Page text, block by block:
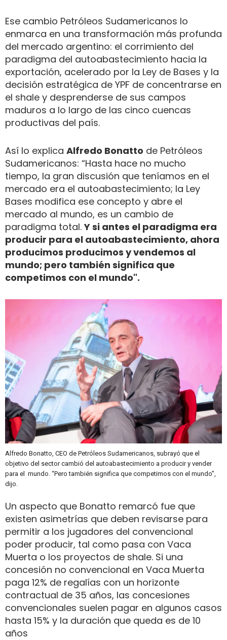
Ese cambio Petróleos Sudamericanos lo
enmarca en una transformación más profunda
del mercado argentino: el corrimiento del
paradigma del autoabastecimiento hacia la
exportación, acelerado por la Ley de Bases y la
decisión estratégica de YPF de concentrarse en
el shale y desprenderse de sus campos
maduros a lo largo de las cinco cuencas
productivas del país.
Así lo explica Alfredo Bonatto de Petróleos
Sudamericanos: “Hasta hace no mucho
tiempo, la gran discusión que teníamos en el
mercado era el autoabastecimiento; la Ley
Bases modifica ese concepto y abre el
mercado al mundo, es un cambio de
paradigma total.Y si antes el paradigma era
producir para el autoabastecimiento, ahora
producimos producimos y vendemos al
mundo; pero también significa que
competimos con el mundo".
Alfredo Bonatto, CEO de Petróleos Sudamericanos, subrayó que el
objetivo del sector cambió del autoabastecimiento a producir y vender
para el mundo. “Pero también significa que competimos con el mundo”,
dijo.
Un aspecto que Bonatto remarcó fue que
existen asimetrías que deben revisarse para
permitir a los jugadores del convencional
poder producir, tal como pasa con Vaca
Muerta o los proyectos de shale. Si una
concesión no convencional en Vaca Muerta
paga 12% de regalías con un horizonte
contractual de 35 años, las concesiones
convencionales suelen pagar en algunos casos
hasta 15% y la duración que queda es de 10
años